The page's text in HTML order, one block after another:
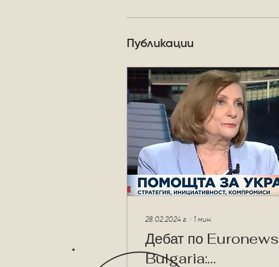
Публикации
28.02.2024 г. ∙ 1 мин.
Дебат по Euronews
Bulgaria: